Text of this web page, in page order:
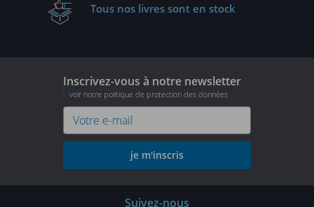
Tous nos livres sont en stock
Inscrivez-vous à notre newsletter
voir notre politique de protection des données
je m'inscris
Suivez-nous